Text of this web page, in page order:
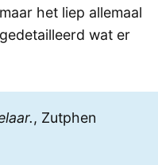
het liep allemaal
wat er
, Zutphen